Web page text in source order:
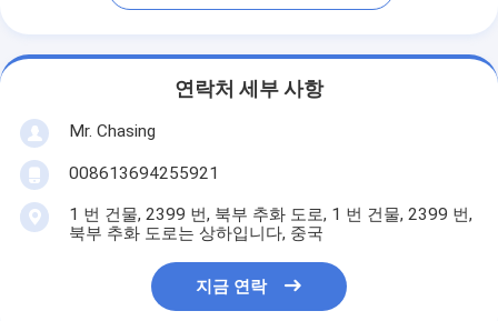
연락처 세부 사항
Mr. Chasing
008613694255921
1 번 건물, 2399 번, 북부 추화 도로, 1 번 건물, 2399 번,
북부 추화 도로는 상하입니다, 중국
지금 연락